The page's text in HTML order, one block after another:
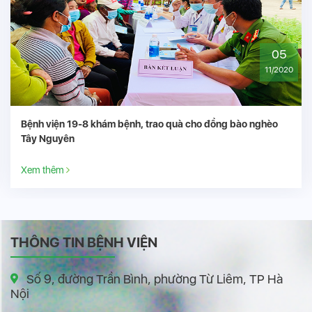
05
11/2020
cho đồng bào nghèo Đại hội đại biểu Đảng bộ Bệnh
THÔNG TIN BỆNH VIỆN
Số 9, đường Trần Bình, phường Từ Liêm, TP Hà
Nội